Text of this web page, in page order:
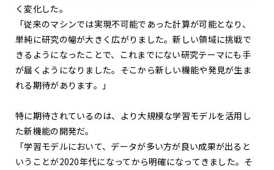
く変化した。
「従来のマシンでは実現不可能であった計算が可能となり、
単純に研究の幅が大きく広がりました。新しい領域に挑戦で
きるようになったことで、これまでにない研究テーマにも手
が届くようになりました。そこから新しい機能や発見が生ま
れる期待があります。」
特に期待されているのは、より大規模な学習モデルを活用し
た新機能の開発だ。
「学習モデルにおいて、データが多い方が良い成果が出ると
いうことが2020年代になってから明確になってきました。そ